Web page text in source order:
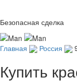
Безопасная сделка
Главная Россия
Купить